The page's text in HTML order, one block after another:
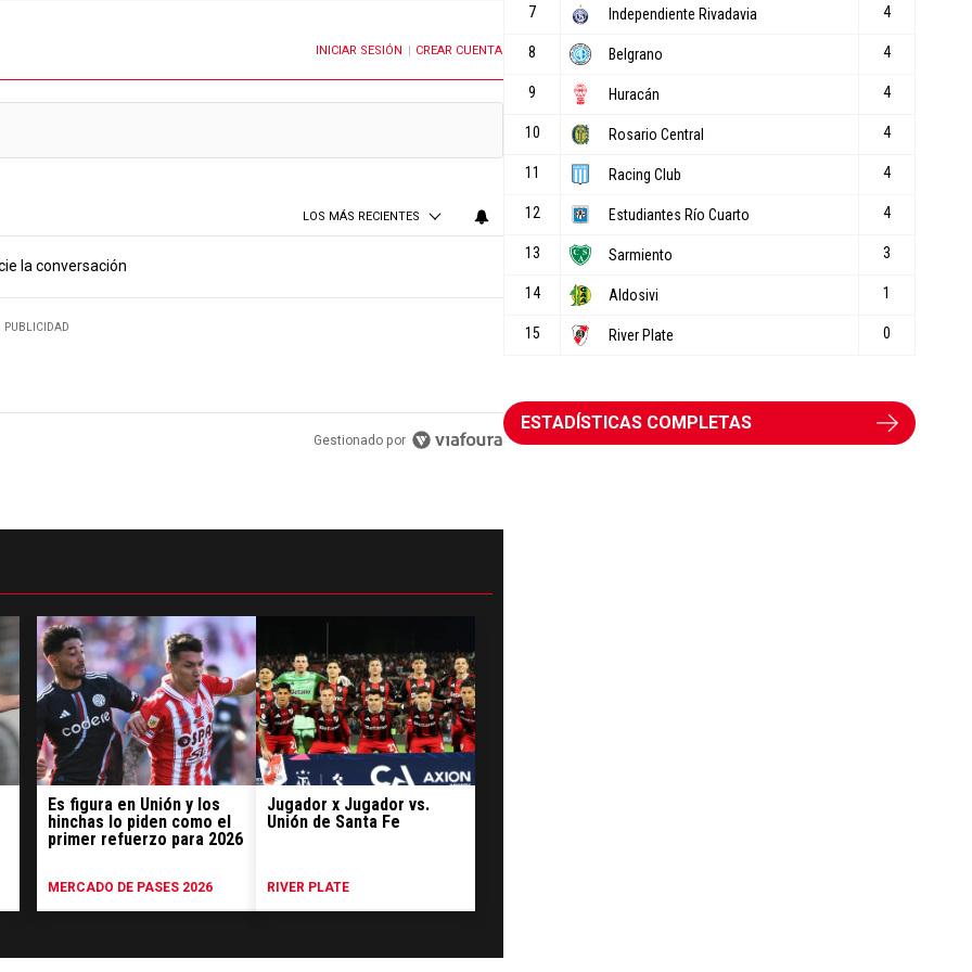
CUANDO SE PUBLIQUEN NUEVOS COMENTARIOSINICIAR SESIÓN CREAR CUENTA
LOS MÁS RECIENTES
la conversación
PUBLICIDAD
Gestionado por
Es figura en Unión y los
hinchas lo piden como el
primer refuerzo para 2026
MERCADO DE PASES 2026
Jugador x Jugador vs.
Unión de Santa Fe
RIVER PLATE
ESTADÍSTICAS COMPLETAS